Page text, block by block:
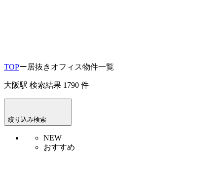
TOPー居抜きオフィス物件一覧
大阪駅 検索結果 1790 件
絞り込み検索
NEW
おすすめ